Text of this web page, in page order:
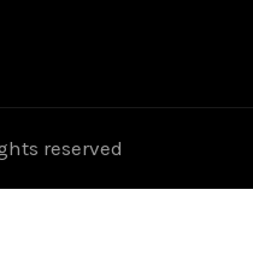
reserved